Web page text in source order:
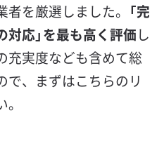
女性スタッフ在籍
ハウスダスト除去
を厳選しました。 「完
応」を最も高く評価し
充実度なども含めて総
で、まずはこちらのリ